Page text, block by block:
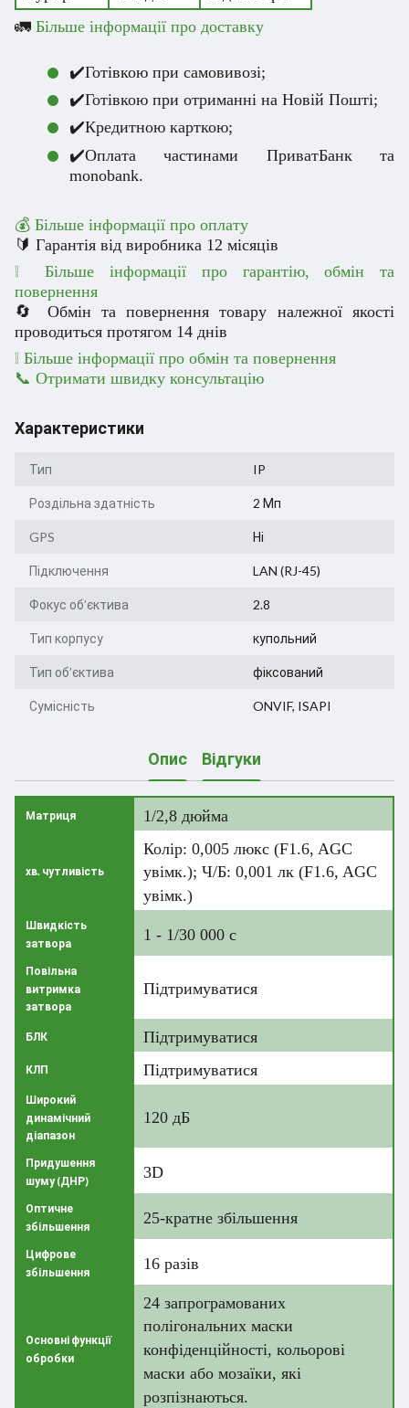
🚛 Більше інформації про доставку
✔️Готівкою при самовивозі;
✔️Готівкою при отриманні на Новій Пошті;
✔️Кредитною карткою;
✔️Оплата частинами ПриватБанк та
monobank.
💰 Більше інформації про оплату
🔰 Гарантія від виробника 12 місяців
❕ Більше інформації про гарантію, обмін та
повернення
🔄 Обмін та повернення товару належної якості
проводиться протягом 14 днів
❕ Більше інформації про обмін та повернення
📞 Отримати швидку консультацію
Характеристики
Тип IP
Роздільна здатність 2 Мп
GPS Ні
Підключення LAN (RJ-45)
Фокус об’єктива 2.8
Тип корпусу купольний
Тип об’єктива фіксований
Сумісність ONVIF, ISAPI
Опис Відгуки
Матриця 1/2,8 дюйма
хв. чутливість
Колір: 0,005 люкс (F1.6, AGC
увімк.); Ч/Б: 0,001 лк (F1.6, AGC
увімк.)
Швидкість
затвора
1 - 1/30 000 c
Повільна
витримка
затвора
Підтримуватися
БЛК Підтримуватися
КЛП Підтримуватися
Широкий
динамічний
діапазон
120 дБ
Придушення
шуму (ДНР)
3D
Оптичне
збільшення
25-кратне збільшення
Цифрове
збільшення
16 разів
Основні функції
обробки
24 запрограмованих
полігональних маски
конфіденційності, кольорові
маски або мозаїки, які
розпізнаються.